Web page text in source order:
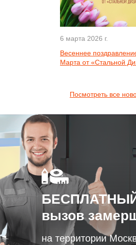
6 марта 2026 г.
Весеннее
Марта от «Стальной
Посмотреть все
вызов
на территории